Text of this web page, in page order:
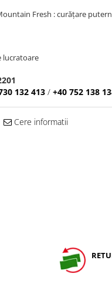
Fresh : curățare
lucratoare
132 413 / +40 752 138
Cere informatii